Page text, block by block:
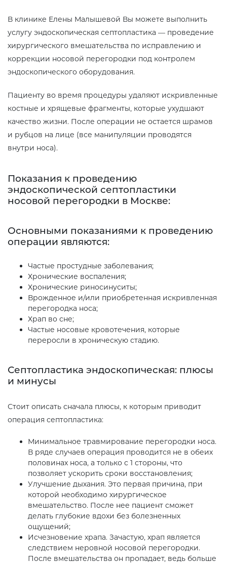
В клинике Елены Малышевой Вы можете выполнить
услугу эндоскопическая септопластика — проведение
хирургического вмешательства по исправлению и
коррекции носовой перегородки под контролем
эндоскопического оборудования.
Пациенту во время процедуры удаляют искривленные
костные и хрящевые фрагменты, которые ухудшают
качество жизни. После операции не остается шрамов
и рубцов на лице (все манипуляции проводятся
внутри носа).
Показания к проведению
эндоскопической септопластики
носовой перегородки в Москве:
Основными показаниями к проведению
операции являются:
Частые простудные заболевания;
Хронические воспаления;
Хронические риносинуситы;
Врожденное и/или приобретенная искривленная
перегородка носа;
Храп во сне;
Частые носовые кровотечения, которые
переросли в хроническую стадию.
Септопластика эндоскопическая: плюсы
и минусы
Стоит описать сначала плюсы, к которым приводит
операция септопластика:
Минимальное травмирование перегородки носа.
В ряде случаев операция проводится не в обеих
половинах носа, а только с 1 стороны, что
позволяет ускорить сроки восстановления;
Улучшение дыхания. Это первая причина, при
которой необходимо хирургическое
вмешательство. После нее пациент сможет
делать глубокие вдохи без болезненных
ощущений;
Исчезновение храпа. Зачастую, храп является
следствием неровной носовой перегородки.
После вмешательства он пропадает, ведь больше